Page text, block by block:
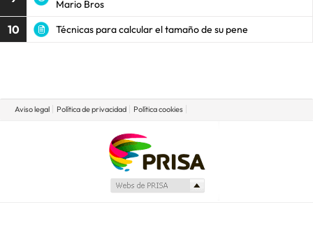
Mario Bros
10 Técnicas para calcular el tamaño de su pene
Aviso legal Política de privacidad Política cookies